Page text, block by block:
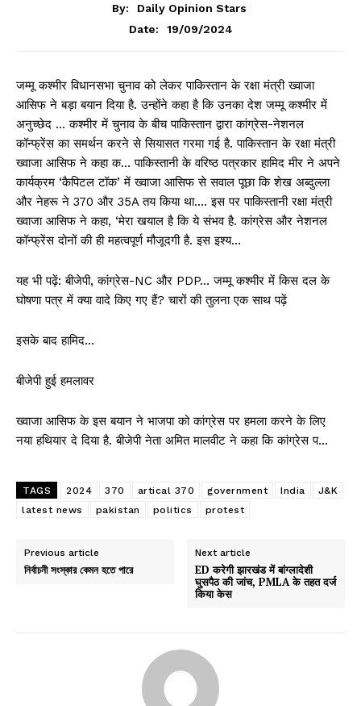
By:
Daily Opinion Stars
Date:
19/09/2024
जम्मू कश्मीर विधानसभा चुनाव को लेकर पाकिस्तान के रक्षा मंत्री ख्वाजा
आसिफ ने बड़ा बयान दिया है. उन्होंने कहा है कि उनका देश जम्मू कश्मीर में
अनुच्छेद … कश्मीर में चुनाव के बीच पाकिस्तान द्वारा कांग्रेस-नेशनल
कॉन्फ्रेंस का समर्थन करने से सियासत गरमा गई है. पाकिस्तान के रक्षा मंत्री
ख्वाजा आसिफ ने कहा क… पाकिस्तानी के वरिष्ठ पत्रकार हामिद मीर ने अपने
कार्यक्रम ‘कैपिटल टॉक’ में ख्वाजा आसिफ से सवाल पूछा कि शेख अब्दुल्ला
और नेहरू ने 370 और 35A तय किया था…. इस पर पाकिस्तानी रक्षा मंत्री
ख्वाजा आसिफ ने कहा, ‘मेरा खयाल है कि ये संभव है. कांग्रेस और नेशनल
कॉन्फ्रेंस दोनों की ही महत्वपूर्ण मौजूदगी है. इस इश्य…
यह भी पढ़ें: बीजेपी, कांग्रेस-NC और PDP… जम्मू कश्मीर में किस दल के
घोषणा पत्र में क्या वादे किए गए हैं? चारों की तुलना एक साथ पढ़ें
इसके बाद हामिद…
बीजेपी हुई हमलावर
ख्वाजा आसिफ के इस बयान ने भाजपा को कांग्रेस पर हमला करने के लिए
नया हथियार दे दिया है. बीजेपी नेता अमित मालवीट ने कहा कि कांग्रेस प…
TAGS 2024 370 artical 370 government India
J&K
latest news
pakistan politics protest
Previous article
নির্বাচনী সংস্কার কেমন হতে পারে
Next article
ED करेगी झारखंड में बांग्लादेशी
घुसपैठ की जांच, PMLA के तहत दर्ज
किया केस